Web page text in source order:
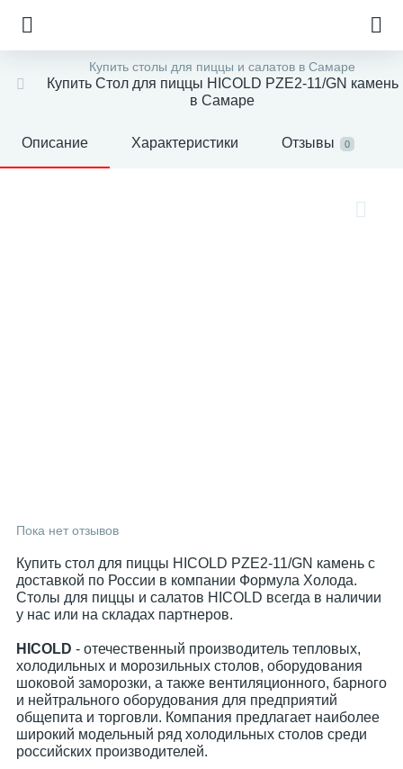
Купить столы для пиццы и салатов в Самаре
Купить Стол для пиццы HICOLD PZE2-11/GN камень
в Самаре
Описание Характеристики Отзывы 0
Пока нет отзывов
Купить стол для пиццы HICOLD PZE2-11/GN камень с
доставкой по России в компании Формула Холода.
Столы для пиццы и салатов HICOLD всегда в наличии
у нас или на складах партнеров.
HICOLD - отечественный производитель тепловых,
холодильных и морозильных столов, оборудования
шоковой заморозки, а также вентиляционного, барного
и нейтрального оборудования для предприятий
общепита и торговли. Компания предлагает наиболее
широкий модельный ряд холодильных столов среди
российских производителей.